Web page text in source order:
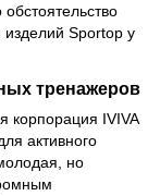
Sportop у
тренажеров
корпорация IVIVA
активного
но